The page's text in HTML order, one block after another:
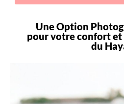
Une Option
pour votreconfortet
du